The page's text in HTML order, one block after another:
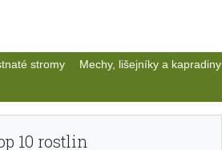
stromy Mechy, lišejníky a kapradiny
10 rostlin